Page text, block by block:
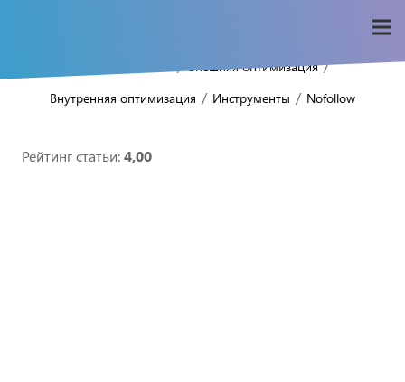
Внешняя оптимизация /
Внутренняя оптимизация / Инструменты / Nofollow
Рейтинг статьи:4,00